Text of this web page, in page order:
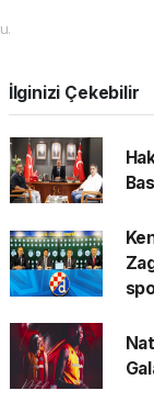
İlginizi Çekebilir